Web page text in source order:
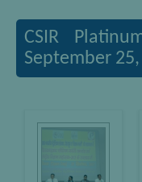
CSIR
September